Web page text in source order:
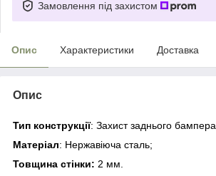
Замовлення під захистом
Опис Характеристики Доставка
Опис
Тип конструкції: Захист заднього бампера
Матеріал: Нержавіюча сталь;
Товщина стінки: 2 мм.